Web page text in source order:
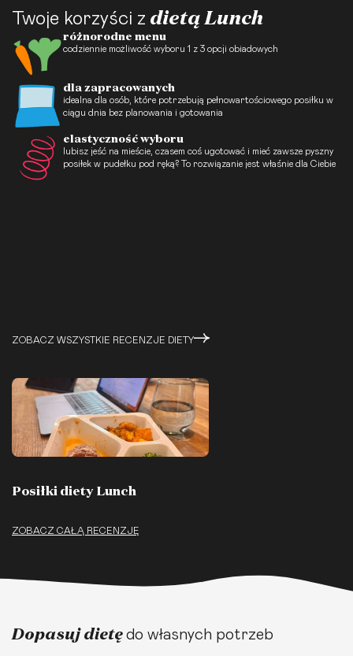
Twoje korzyści z dietą Lunch
różnorodne menu
codziennie możliwość wyboru 1 z 3 opcji obiadowych
dla zapracowanych
idealna dla osób, które potrzebują pełnowartościowego posiłku w
ciągu dnia bez planowania i gotowania
elastyczność wyboru
lubisz jeść na mieście, czasem coś ugotować i mieć zawsze pyszny
posiłek w pudełku pod ręką? To rozwiązanie jest właśnie dla Ciebie
ZOBACZ WSZYSTKIE RECENZJE DIETY
Posiłki diety Lunch
ZOBACZ CAŁĄ RECENZJĘ
Dopasuj dietę do własnych potrzeb